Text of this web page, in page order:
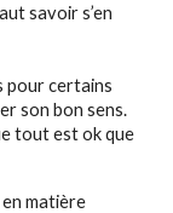
savoir s’en
pour certains
son bon sens.
tout est ok que
matière